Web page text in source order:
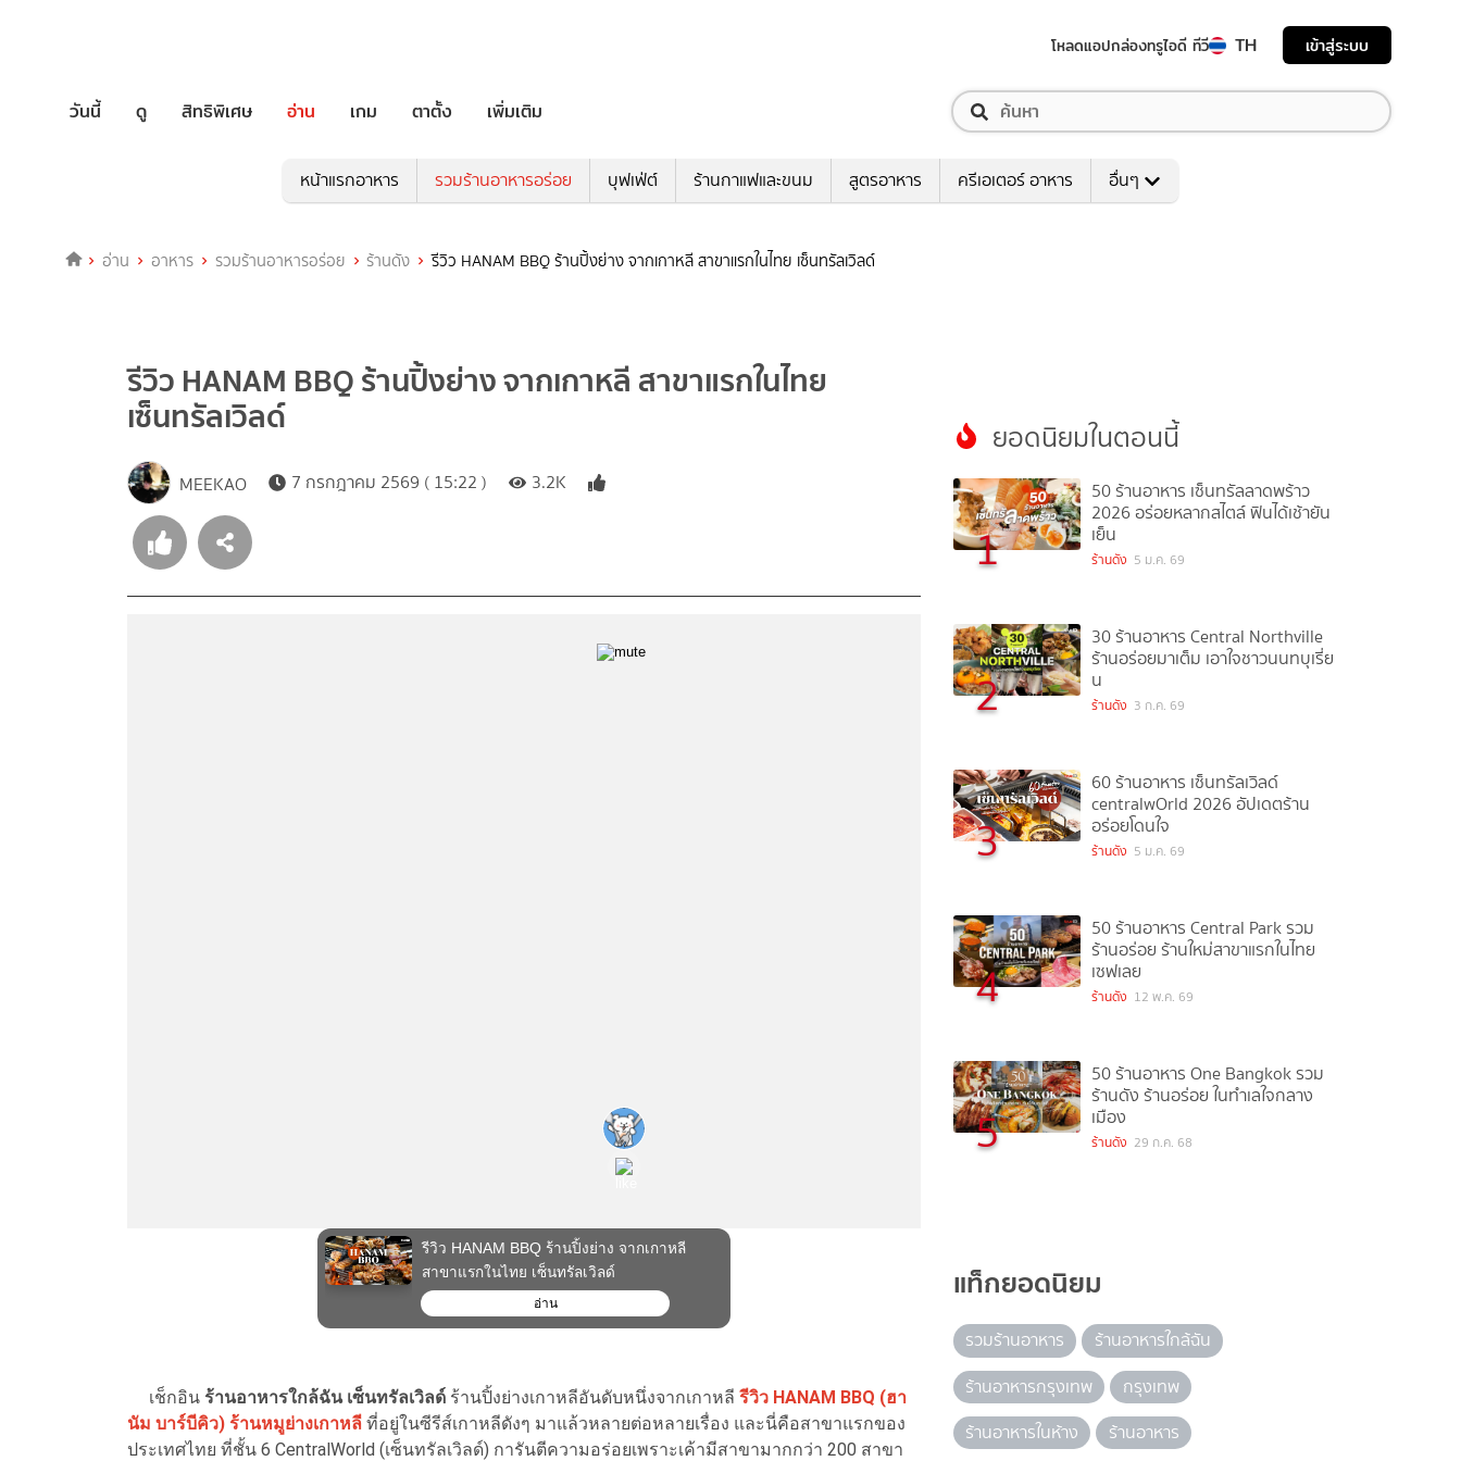
โหลดแอปกล่องทรูไอดี ทีวี TH เข้าสู่ระบบ
วันนี้ ดู สิทธิพิเศษ อ่าน เกม ตาตั้ง เพิ่มเติม
หน้าแรกอาหาร รวมร้านอาหารอร่อย บุฟเฟ่ต์ ร้านกาแฟและขนม สูตรอาหาร ครีเอเตอร์ อาหาร อื่นๆ
อ่าน อาหาร รวมร้านอาหารอร่อย ร้านดัง รีวิว HANAM BBQ ร้านปิ้งย่าง จากเกาหลี สาขาแรกในไทย เซ็นทรัลเวิลด์
รีวิว HANAM BBQ ร้านปิ้งย่าง จากเกาหลี สาขาแรกในไทย
เซ็นทรัลเวิลด์
MEEKAO 7 กรกฎาคม 2569 ( 15:22 ) 3.2K
เช็กอิน ร้านอาหารใกล้ฉัน เซ็นทรัลเวิลด์ ร้านปิ้งย่างเกาหลีอันดับหนึ่งจากเกาหลี รีวิว HANAM BBQ (ฮา
นัม บาร์บีคิว) ร้านหมูย่างเกาหลี ที่อยู่ในซีรีส์เกาหลีดังๆ มาแล้วหลายต่อหลายเรื่อง และนี่คือสาขาแรกของ
ประเทศไทย ที่ชั้น 6 CentralWorld (เซ็นทรัลเวิลด์) การันตีความอร่อยเพราะเค้ามีสาขามากกว่า 200 สาขา
ยอดนิยมในตอนนี้
1
50 ร้านอาหาร เซ็นทรัลลาดพร้าว
2026 อร่อยหลากสไตล์ ฟินได้เช้ายัน
เย็น
ร้านดัง 5 ม.ค. 69
2
30 ร้านอาหาร Central Northville
ร้านอร่อยมาเต็ม เอาใจชาวนนทบุเรี่ย
น
ร้านดัง 3 ก.ค. 69
3
60 ร้านอาหาร เซ็นทรัลเวิลด์
centralwOrld 2026 อัปเดตร้าน
อร่อยโดนใจ
ร้านดัง 5 ม.ค. 69
4
50 ร้านอาหาร Central Park รวม
ร้านอร่อย ร้านใหม่สาขาแรกในไทย
เซฟเลย
ร้านดัง 12 พ.ค. 69
5
50 ร้านอาหาร One Bangkok รวม
ร้านดัง ร้านอร่อย ในทำเลใจกลาง
เมือง
ร้านดัง 29 ก.ค. 68
แท็กยอดนิยม
รวมร้านอาหาร
ร้านอาหารใกล้ฉัน
ร้านอาหารกรุงเทพ
กรุงเทพ
ร้านอาหารในห้าง
ร้านอาหาร